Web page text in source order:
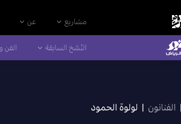
مشاريع عن
النُسَّخ السابقة الفن
| الفنانون | لولوة الحمود